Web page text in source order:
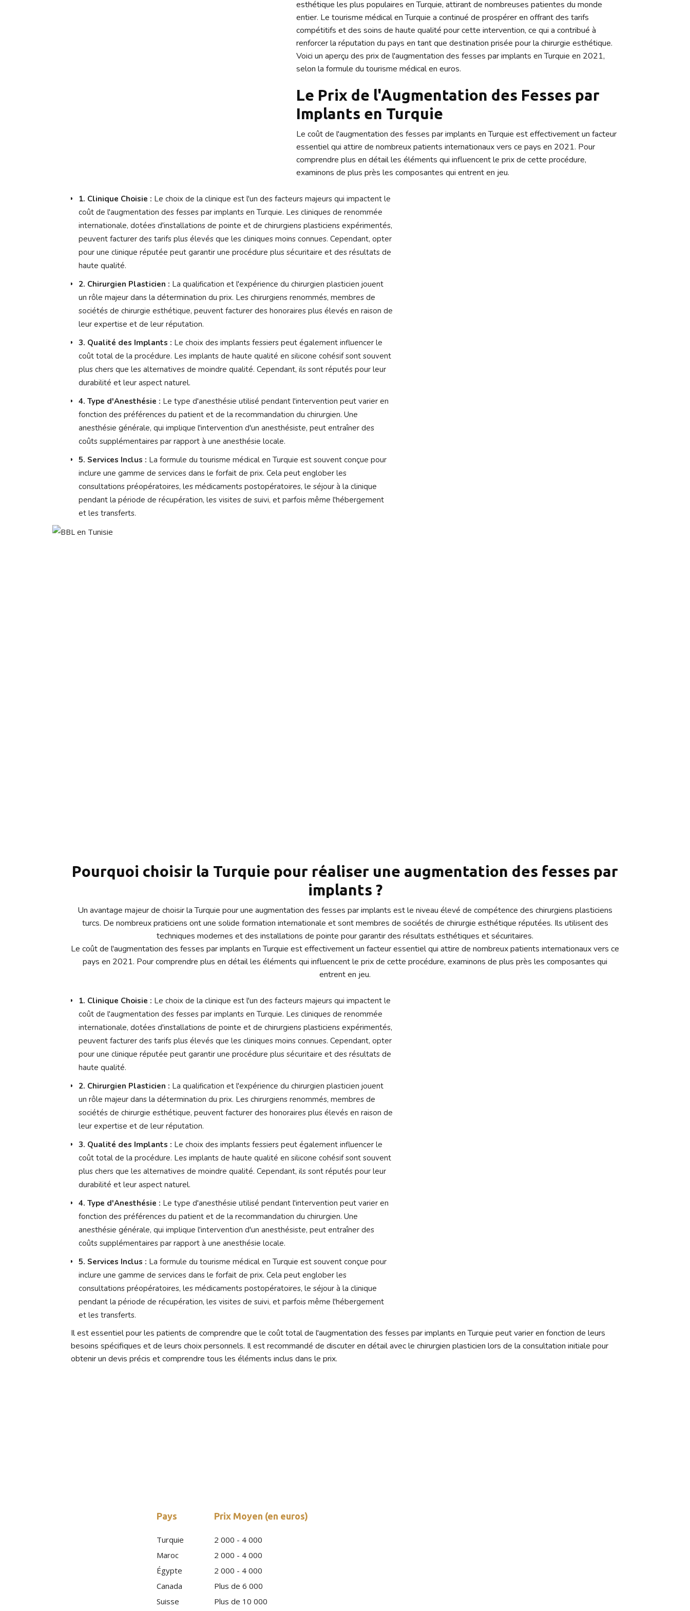
esthétique les plus populaires en Turquie, attirant de nombreuses patientes du monde
entier. Le tourisme médical en Turquie a continué de prospérer en offrant des tarifs
compétitifs et des soins de haute qualité pour cette intervention, ce qui a contribué à
renforcer la réputation du pays en tant que destination prisée pour la chirurgie esthétique.
Voici un aperçu des prix de l'augmentation des fesses par implants en Turquie en 2021,
selon la formule du tourisme médical en euros.
Le Prix de l'Augmentation des Fesses par
Implants en Turquie
Le coût de l'augmentation des fesses par implants en Turquie est effectivement un facteur
essentiel qui attire de nombreux patients internationaux vers ce pays en 2021. Pour
comprendre plus en détail les éléments qui influencent le prix de cette procédure,
examinons de plus près les composantes qui entrent en jeu.
1. Clinique Choisie : Le choix de la clinique est l'un des facteurs majeurs qui impactent le
coût de l'augmentation des fesses par implants en Turquie. Les cliniques de renommée
internationale, dotées d'installations de pointe et de chirurgiens plasticiens expérimentés,
peuvent facturer des tarifs plus élevés que les cliniques moins connues. Cependant, opter
pour une clinique réputée peut garantir une procédure plus sécuritaire et des résultats de
haute qualité.
2. Chirurgien Plasticien : La qualification et l'expérience du chirurgien plasticien jouent
un rôle majeur dans la détermination du prix. Les chirurgiens renommés, membres de
sociétés de chirurgie esthétique, peuvent facturer des honoraires plus élevés en raison de
leur expertise et de leur réputation.
3. Qualité des Implants : Le choix des implants fessiers peut également influencer le
coût total de la procédure. Les implants de haute qualité en silicone cohésif sont souvent
plus chers que les alternatives de moindre qualité. Cependant, ils sont réputés pour leur
durabilité et leur aspect naturel.
4. Type d'Anesthésie : Le type d'anesthésie utilisé pendant l'intervention peut varier en
fonction des préférences du patient et de la recommandation du chirurgien. Une
anesthésie générale, qui implique l'intervention d'un anesthésiste, peut entraîner des
coûts supplémentaires par rapport à une anesthésie locale.
5. Services Inclus : La formule du tourisme médical en Turquie est souvent conçue pour
inclure une gamme de services dans le forfait de prix. Cela peut englober les
consultations préopératoires, les médicaments postopératoires, le séjour à la clinique
pendant la période de récupération, les visites de suivi, et parfois même l'hébergement
et les transferts.
Pourquoi choisir la Turquie pour réaliser une augmentation des fesses par
implants ?
Un avantage majeur de choisir la Turquie pour une augmentation des fesses par implants est le niveau élevé de compétence des chirurgiens plasticiens
turcs. De nombreux praticiens ont une solide formation internationale et sont membres de sociétés de chirurgie esthétique réputées. Ils utilisent des
techniques modernes et des installations de pointe pour garantir des résultats esthétiques et sécuritaires.
Le coût de l'augmentation des fesses par implants en Turquie est effectivement un facteur essentiel qui attire de nombreux patients internationaux vers ce
pays en 2021. Pour comprendre plus en détail les éléments qui influencent le prix de cette procédure, examinons de plus près les composantes qui
entrent en jeu.
1. Clinique Choisie : Le choix de la clinique est l'un des facteurs majeurs qui impactent le
coût de l'augmentation des fesses par implants en Turquie. Les cliniques de renommée
internationale, dotées d'installations de pointe et de chirurgiens plasticiens expérimentés,
peuvent facturer des tarifs plus élevés que les cliniques moins connues. Cependant, opter
pour une clinique réputée peut garantir une procédure plus sécuritaire et des résultats de
haute qualité.
2. Chirurgien Plasticien : La qualification et l'expérience du chirurgien plasticien jouent
un rôle majeur dans la détermination du prix. Les chirurgiens renommés, membres de
sociétés de chirurgie esthétique, peuvent facturer des honoraires plus élevés en raison de
leur expertise et de leur réputation.
3. Qualité des Implants : Le choix des implants fessiers peut également influencer le
coût total de la procédure. Les implants de haute qualité en silicone cohésif sont souvent
plus chers que les alternatives de moindre qualité. Cependant, ils sont réputés pour leur
durabilité et leur aspect naturel.
4. Type d'Anesthésie : Le type d'anesthésie utilisé pendant l'intervention peut varier en
fonction des préférences du patient et de la recommandation du chirurgien. Une
anesthésie générale, qui implique l'intervention d'un anesthésiste, peut entraîner des
coûts supplémentaires par rapport à une anesthésie locale.
5. Services Inclus : La formule du tourisme médical en Turquie est souvent conçue pour
inclure une gamme de services dans le forfait de prix. Cela peut englober les
consultations préopératoires, les médicaments postopératoires, le séjour à la clinique
pendant la période de récupération, les visites de suivi, et parfois même l'hébergement
et les transferts.
Il est essentiel pour les patients de comprendre que le coût total de l'augmentation des fesses par implants en Turquie peut varier en fonction de leurs
besoins spécifiques et de leurs choix personnels. Il est recommandé de discuter en détail avec le chirurgien plasticien lors de la consultation initiale pour
obtenir un devis précis et comprendre tous les éléments inclus dans le prix.
Pays Prix Moyen (en euros)
Turquie
2 000 - 4 000
Maroc
2 000 - 4 000
Égypte
2 000 - 4 000
Canada
Plus de 6 000
Suisse
Plus de 10 000